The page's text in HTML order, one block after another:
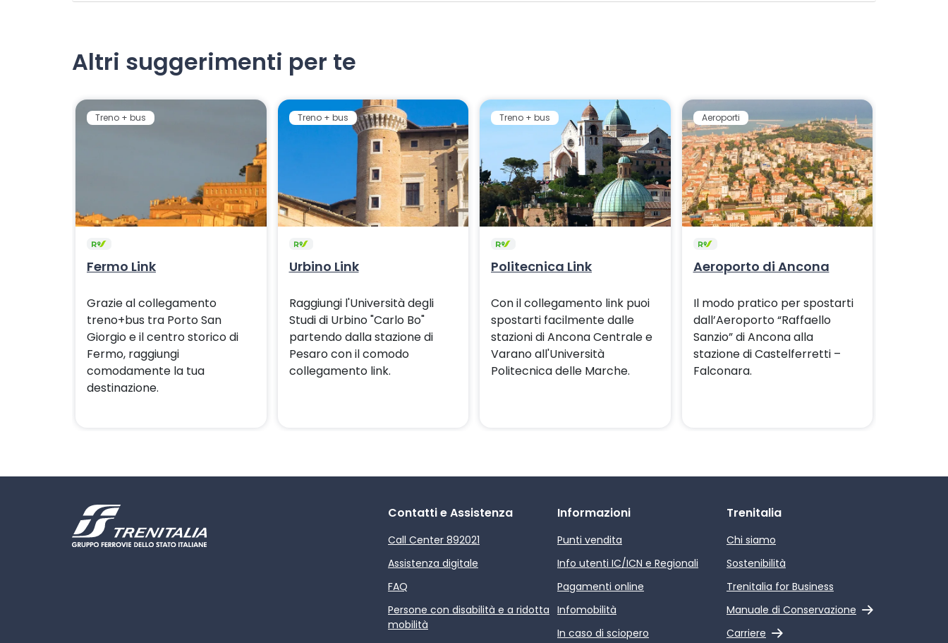
Altri suggerimenti per te
Treno + bus
Fermo Link
Grazie al collegamento
treno+bus tra Porto San
Giorgio e il centro storico di
Fermo, raggiungi
comodamente la tua
destinazione.
Treno + bus
Urbino Link
Raggiungi l'Università degli
Studi di Urbino "Carlo Bo"
partendo dalla stazione di
Pesaro con il comodo
collegamento link.
Treno + bus
Politecnica Link
Con il collegamento link puoi
spostarti facilmente dalle
stazioni di Ancona Centrale e
Varano all'Università
Politecnica delle Marche.
Aeroporti
Aeroporto di Ancona
Il modo pratico per spostarti
dall’Aeroporto “Raffaello
Sanzio” di Ancona alla
stazione di Castelferretti –
Falconara.
Contatti e Assistenza
Call Center 892021
Assistenza digitale
FAQ
Persone con disabilità e a ridotta
mobilità
Informazioni
Punti vendita
Info utenti IC/ICN e Regionali
Pagamenti online
Infomobilità
In caso di sciopero
Trenitalia
Chi siamo
Sostenibilità
Trenitalia for Business
Manuale di Conservazione
Link esterno
Carriere
Link esterno